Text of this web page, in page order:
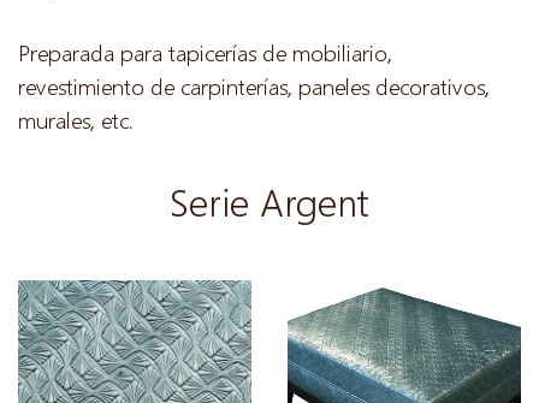
Preparada para tapicerías de mobiliario,
revestimiento de carpinterías, paneles decorativos,
murales, etc.
Serie Argent